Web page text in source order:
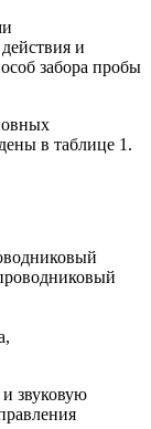
и
забора пробы
в таблице 1.
звуковую